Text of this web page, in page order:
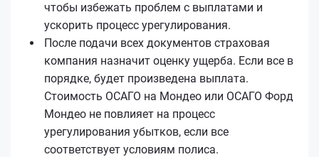
чтобы избежать проблем с выплатами и
ускорить процесс урегулирования.
После подачи всех документов страховая
компания назначит оценку ущерба. Если все в
порядке, будет произведена выплата.
Стоимость ОСАГО на Мондео или ОСАГО Форд
Мондео не повлияет на процесс
урегулирования убытков, если все
соответствует условиям полиса.